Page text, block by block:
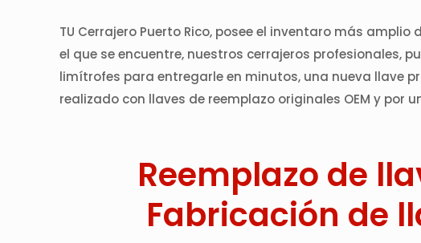
TU Cerrajero Puerto Rico, posee el inventaro más
el que se encuentre, nuestros cerrajeros profesionales,
limítrofes para entregarle en minutos, una nueva llave
realizado con llaves de reemplazo originales OEM y por
Reemplazo de
Fabricación de